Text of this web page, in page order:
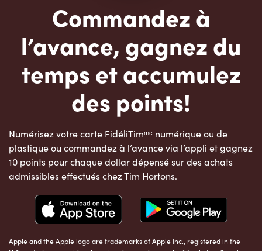
Commandez à
l’avance, gagnez du
temps et accumulez
des points!
Numérisez votre carte FidéliTimᵐᶜ numérique ou de
plastique ou commandez à l’avance via l’appli et gagnez
10 points pour chaque dollar dépensé sur des achats
admissibles effectués chez Tim Hortons.
Apple and the Apple logo are trademarks of Apple Inc., registered in the